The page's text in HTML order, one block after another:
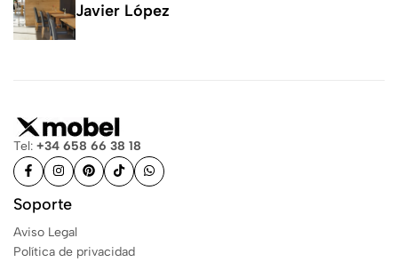
Javier López
Tel: +34 658 66 38 18
Soporte
Aviso Legal
Política de privacidad